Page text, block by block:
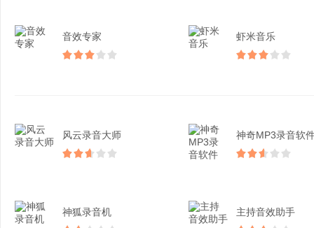
音效专家 虾米音乐
风云录音大师​ 神奇MP3录音软
神狐录音机 主持音效助手